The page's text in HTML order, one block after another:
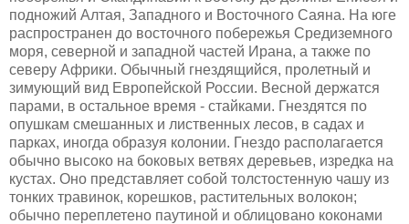
подножий Алтая, Западного и Восточного Саяна. На юге
распространен до восточного побережья Средиземного
моря, северной и западной частей Ирана, а также по
северу Африки. Обычный гнездящийся, пролетный и
зимующий вид Европейской России. Весной держатся
парами, в остальное время - стайками. Гнездятся по
опушкам смешанных и лиственных лесов, в садах и
парках, иногда образуя колонии. Гнездо располагается
обычно высоко на боковых ветвях деревьев, изредка на
кустах. Оно представляет собой толстостенную чашу из
тонких травинок, корешков, растительных волокон;
обычно переплетено паутиной и облицовано коконами